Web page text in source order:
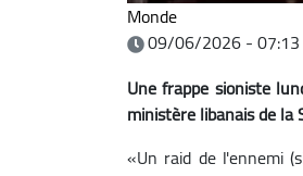
Monde
09/06/2026 - 07:13
Une frappe sioniste
ministère libanais de la
«Un raid de l'ennemi